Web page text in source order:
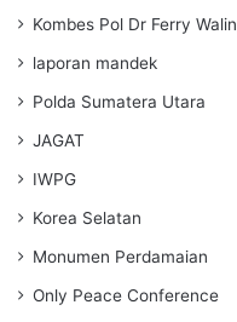
Kombes Pol Dr Ferry
laporan mandek
Polda Sumatera Utara
JAGAT
IWPG
Korea Selatan
Monumen Perdamaian
Only Peace Conference